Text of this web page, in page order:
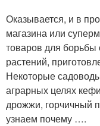
Оказывается, и в
магазина или
товаров для борьбы
растений,
Некоторые
аграрных целях
дрожжи, горчичный
узнаем почему ….